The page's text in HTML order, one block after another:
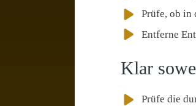
Prüfe, ob in
Entferne
Klar
Prüfe die